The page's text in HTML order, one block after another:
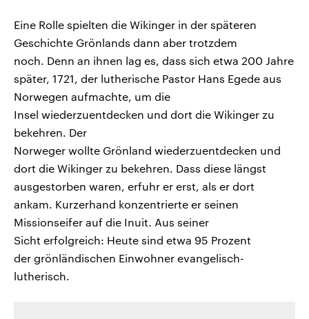
Eine Rolle spielten die Wikinger in der späteren
Geschichte Grönlands dann aber trotzdem
noch. Denn an ihnen lag es, dass sich etwa 200 Jahre
später, 1721, der lutherische Pastor Hans Egede aus
Norwegen aufmachte, um die
Insel wiederzuentdecken und dort die Wikinger zu
bekehren. Der
Norweger wollte Grönland wiederzuentdecken und
dort die Wikinger zu bekehren. Dass diese längst
ausgestorben waren, erfuhr er erst, als er dort
ankam. Kurzerhand konzentrierte er seinen
Missionseifer auf die Inuit. Aus seiner
Sicht erfolgreich: Heute sind etwa 95 Prozent
der grönländischen Einwohner evangelisch-
lutherisch.